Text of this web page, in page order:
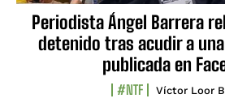
Periodista Ángel Barrera
detenido tras acudir a
publicada en
#NTF Víctor Loor